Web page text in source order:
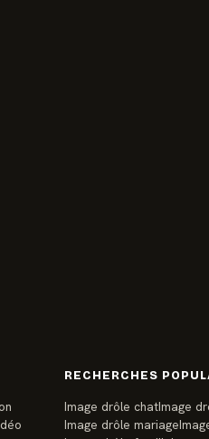
RECHERCHES
Image drôle chatImage
Image drôle mariage